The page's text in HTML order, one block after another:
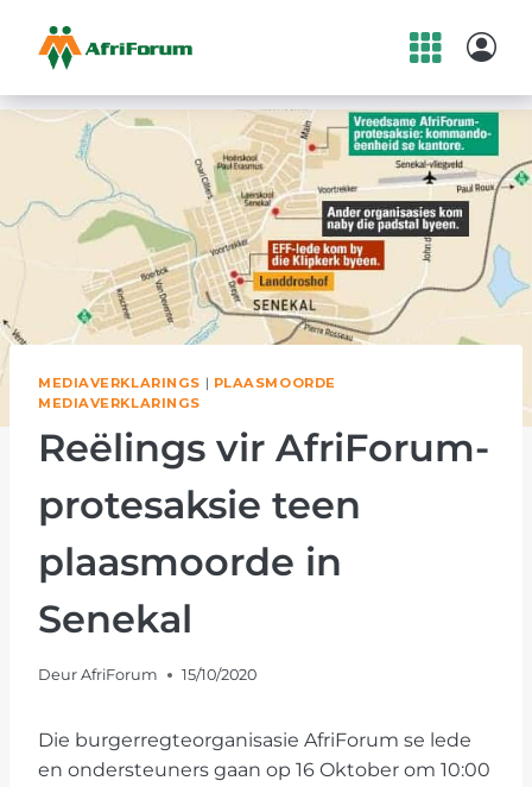
to
MEDIAVERKLARINGS | PLAASMOORDE
MEDIAVERKLARINGS
Reëlings vir AfriForum-
protesaksie teen
plaasmoorde in
Senekal
Deur AfriForum 15/10/2020
Die burgerregteorganisasie AfriForum se lede
en ondersteuners gaan op 16 Oktober om 10:00